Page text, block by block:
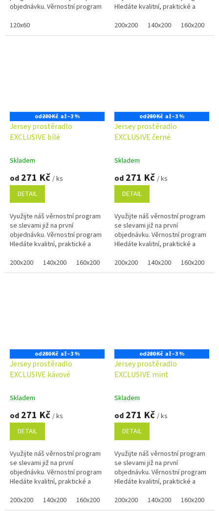
objednávku. Věrnostní program
120x60
Hledáte kvalitní, praktické a
postel? Tmavě šedomodré...
200x200 140x200 160x200
od280 Kč až–3 %
Jersey prostěradlo
EXCLUSIVE bílé
Skladem
od 271 Kč / ks
DETAIL
Využijte náš věrnostní program
se slevami již na první
objednávku. Věrnostní program
Hledáte kvalitní, praktické a
postel? Bílé prostěradlo...
200x200 140x200 160x200 80x200 100x200 120x200
od280 Kč až–3 %
Jersey prostěradlo
EXCLUSIVE černé
Skladem
od 271 Kč / ks
DETAIL
Využijte náš věrnostní program
se slevami již na první
objednávku. Věrnostní program
Hledáte kvalitní, praktické a
postel? Černé prostěradlo...
200x200 140x200 160x200
od280 Kč až–3 %
Jersey prostěradlo
EXCLUSIVE kávové
Skladem
od 271 Kč / ks
DETAIL
Využijte náš věrnostní program
se slevami již na první
objednávku. Věrnostní program
Hledáte kvalitní, praktické a
postel? Kávově hnědé...
200x200 140x200 160x200 80x200 100x200 120x200
od280 Kč až–3 %
Jersey prostěradlo
EXCLUSIVE mint
Skladem
od 271 Kč / ks
DETAIL
Využijte náš věrnostní program
se slevami již na první
objednávku. Věrnostní program
Hledáte kvalitní, praktické a
postel? Pastelově zelené...
200x200 140x200 160x200